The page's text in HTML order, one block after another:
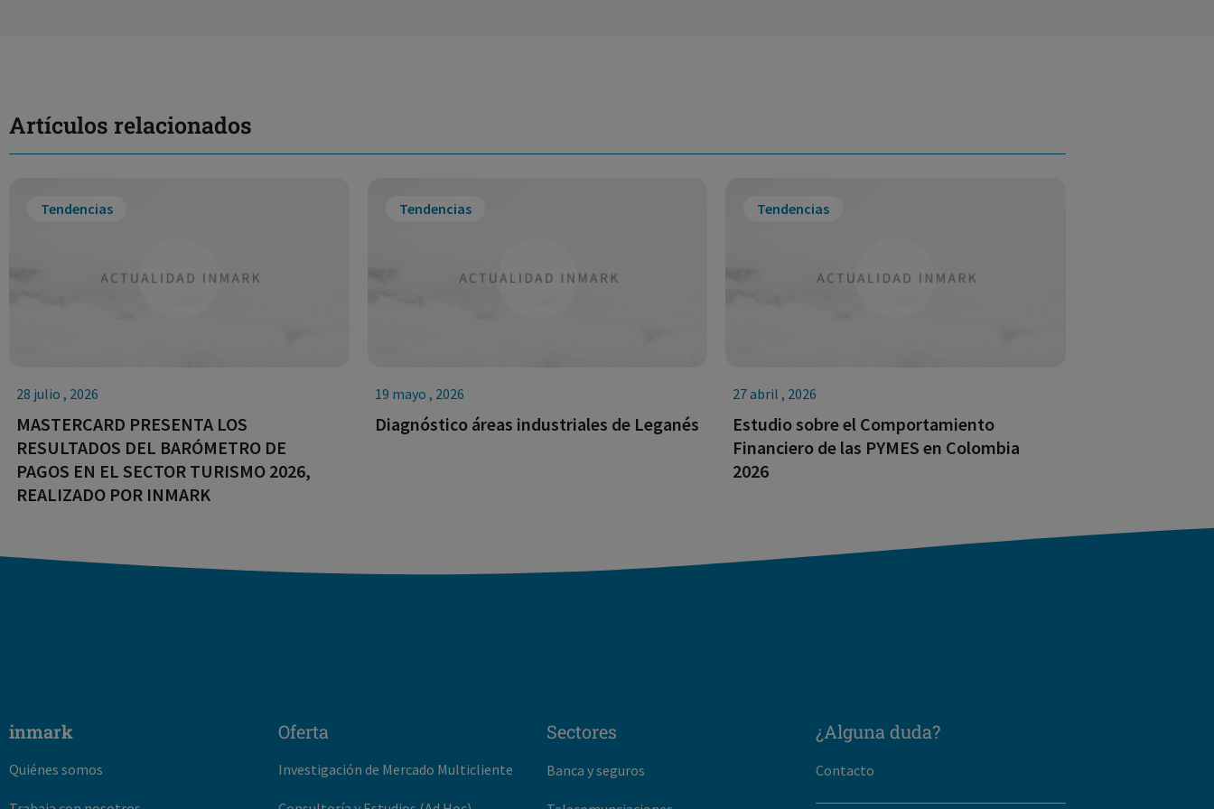
Artículos relacionados
Tendencias
28 julio , 2026
MASTERCARD PRESENTA LOS
RESULTADOS DEL BARÓMETRO DE
PAGOS EN EL SECTOR TURISMO 2026,
REALIZADO POR INMARK
Tendencias
19 mayo , 2026
Diagnóstico áreas industriales de Leganés
Tendencias
27 abril , 2026
Estudio sobre el Comportamiento
Financiero de las PYMES en Colombia
2026
inmark
Quiénes somos
Oferta
Investigación de Mercado Multicliente
Sectores
Banca y seguros
¿Alguna duda?
Contacto